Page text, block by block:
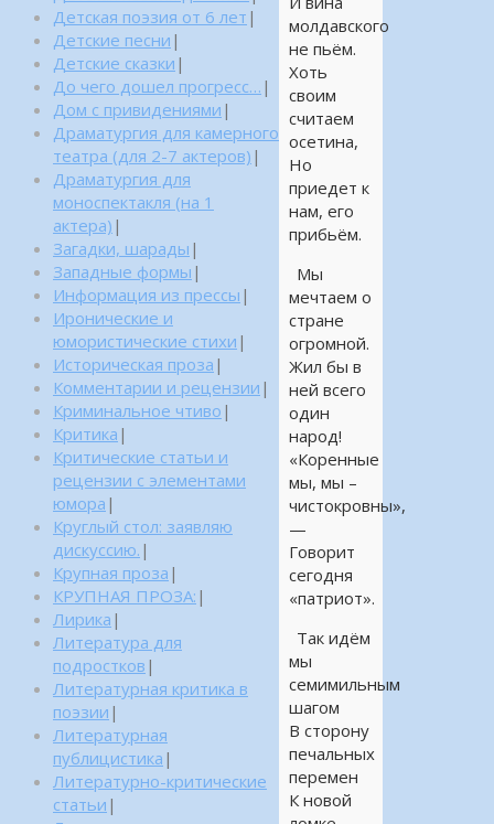
молдавского
не пьём.
Хоть
своим
считаем
осетина,
Но
приедет к
нам, его
прибьём.
Мы
мечтаем о
стране
огромной.
Жил бы в
ней всего
один
народ!
«Коренные
мы, мы –
чистокровны»,
—
Говорит
сегодня
«патриот».
Так идём
мы
семимильным
шагом
В сторону
печальных
перемен
К новой
Детская поэзия от 6 лет |
Детские песни |
Детские сказки |
До чего дошел прогресс… |
Дом с привидениями |
Драматургия для камерного
театра (для 2-7 актеров) |
Драматургия для
моноспектакля (на 1
актера) |
Загадки, шарады |
Западные формы |
Информация из прессы |
Иронические и
юмористические стихи |
Историческая проза |
Комментарии и рецензии |
Криминальное чтиво |
Критика |
Критические статьи и
рецензии с элементами
юмора |
Круглый стол: заявляю
дискуссию. |
Крупная проза |
КРУПНАЯ ПРОЗА: |
Лирика |
Литература для
подростков |
Литературная критика в
поэзии |
Литературная
публицистика |
Литературно-критические
статьи |